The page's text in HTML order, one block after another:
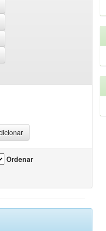
Ordenar